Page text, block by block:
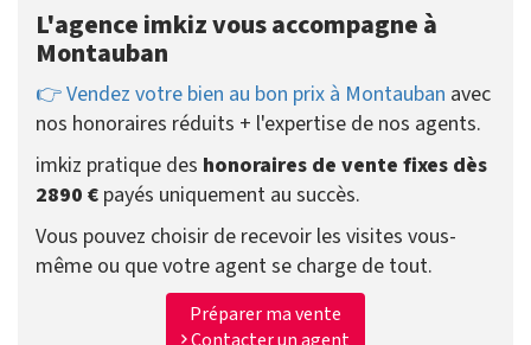
L'agence imkiz vous accompagne à
Montauban
👉 Vendez votre bien au bon prix à Montauban avec
nos honoraires réduits + l'expertise de nos agents.
imkiz pratique des honoraires de vente fixes dès
2890 € payés uniquement au succès.
Vous pouvez choisir de recevoir les visites vous-
même ou que votre agent se charge de tout.
Préparer ma vente